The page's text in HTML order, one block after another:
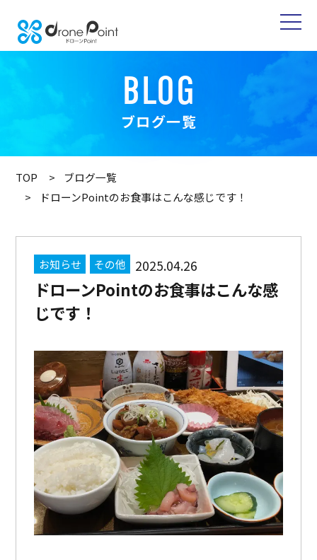
BLOG
ブログ一覧
TOP
ブログ一覧
ドローンPointのお食事はこんな感じです！
お知らせ その他 2025.04.26
ドローンPointのお食事はこんな感
じです！